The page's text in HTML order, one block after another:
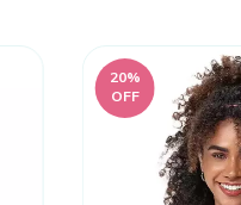
20%
OFF